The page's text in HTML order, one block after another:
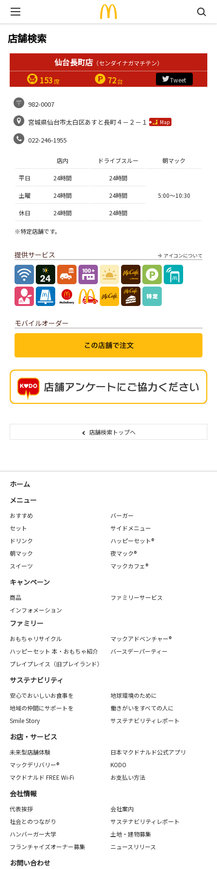
店舗検索
仙台長町店 （センダイナガマチテン）
153 席 72台 Tweet
982-0007
宮城県仙台市太白区あすと長町４－２－１
Map
022-246-1955
店内 ドライブスルー 朝マック
平日 24時間 24時間
5:00〜10:30
土曜 24時間 24時間
休日 24時間 24時間
※特定店舗です。
アイコンについて
提供サービス
モバイルオーダー
店舗検索トップへ
ホーム
メニュー
おすすめ
バーガー
セット
サイドメニュー
ドリンク
ハッピーセット®
朝マック
夜マック®
スイーツ
マックカフェ®
キャンペーン
商品
ファミリーサービス
インフォメーション
ファミリー
おもちゃリサイクル
マックアドベンチャー®
ハッピーセット 本・おもちゃ紹介
バースデーパーティー
プレイプレイス（旧プレイランド）
サステナビリティ
安心でおいしいお食事を
地球環境のために
地域の仲間にサポートを
働きがいをすべての人に
Smile Story
サステナビリティレポート
お店・サービス
未来型店舗体験
日本マクドナルド公式アプリ
マックデリバリー®
KODO
マクドナルド FREE Wi-Fi
お支払い方法
会社情報
代表挨拶
会社案内
社会とのつながり
サステナビリティレポート
ハンバーガー大学
土地・建物募集
フランチャイズオーナー募集
ニュースリリース
お問い合わせ